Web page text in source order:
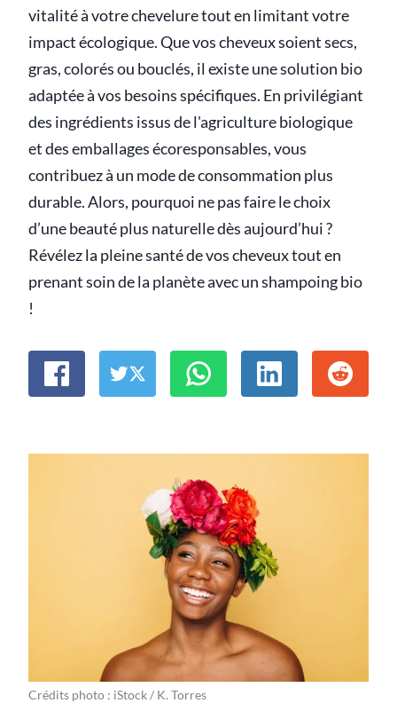
vitalité à votre chevelure tout en limitant votre
impact écologique. Que vos cheveux soient secs,
gras, colorés ou bouclés, il existe une solution bio
adaptée à vos besoins spécifiques. En privilégiant
des ingrédients issus de l'agriculture biologique
et des emballages écoresponsables, vous
contribuez à un mode de consommation plus
durable. Alors, pourquoi ne pas faire le choix
d’une beauté plus naturelle dès aujourd’hui ?
Révélez la pleine santé de vos cheveux tout en
prenant soin de la planète avec un shampoing bio
!
Crédits photo : iStock / K. Torres